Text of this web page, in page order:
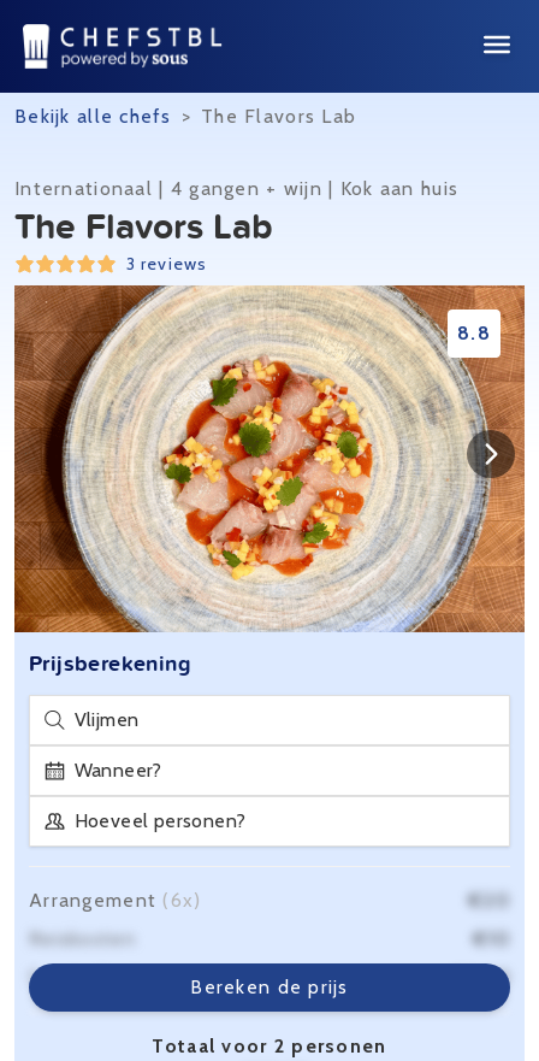
Bekijk alle chefs > The Flavors Lab
Internationaal | 4 gangen + wijn | Kok aan huis
The Flavors Lab
3 reviews
8.8
Prijsberekening
Vlijmen
Wanneer?
Hoeveel personen?
Bereken de prijs
Arrangement (6x)
€20
Reiskosten
€10
Servicekosten
€6,40
Totaal voor 2 personen